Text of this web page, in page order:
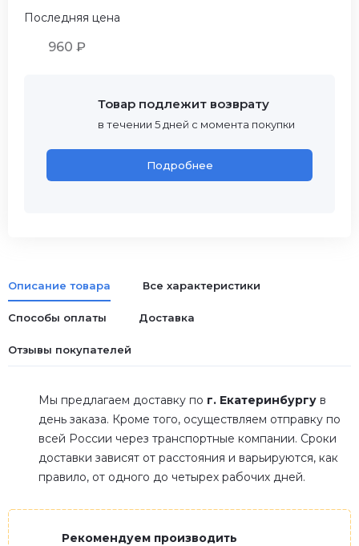
Последняя цена
960 ₽
Товар подлежит возврату
в течении 5 дней с момента покупки
Подробнее
Описание товара Все характеристики
Способы оплаты Доставка
Отзывы покупателей
Мы предлагаем доставку по г. Екатеринбургу в
день заказа. Кроме того, осуществляем отправку по
всей России через транспортные компании. Сроки
доставки зависят от расстояния и варьируются, как
правило, от одного до четырех рабочих дней.
Рекомендуем производить